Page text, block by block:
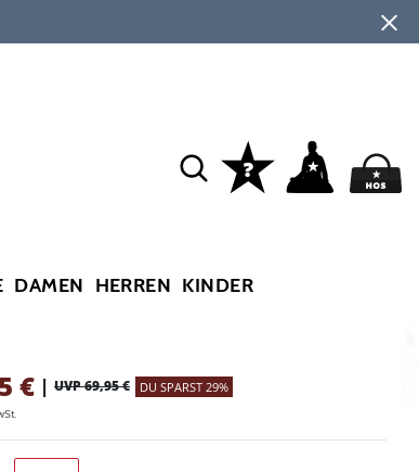
DAMEN HERREN KINDER
€ | UVP 69,95 € DU SPARST 29%